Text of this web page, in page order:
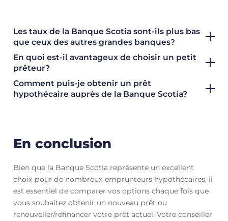
Les taux de la Banque Scotia sont-ils plus bas
que ceux des autres grandes banques?
En quoi est-il avantageux de choisir un petit
prêteur?
Comment puis-je obtenir un prêt
hypothécaire auprès de la Banque Scotia?
En conclusion
Bien que la Banque Scotia représente un excellent
choix pour de nombreux emprunteurs hypothécaires, il
est essentiel de comparer vos options chaque fois que
vous souhaitez obtenir un nouveau prêt ou
renouveller/refinancer votre prêt actuel. Votre conseiller